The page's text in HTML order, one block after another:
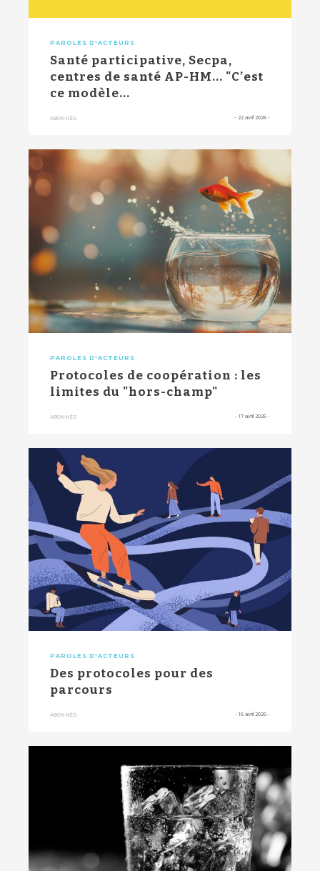
PAROLES D'ACTEURS
Santé participative, Secpa,
centres de santé AP-HM... "C’est
ce modèle...
ABONNÉS - 22 avril 2026 -
PAROLES D'ACTEURS
Protocoles de coopération : les
limites du "hors-champ"
ABONNÉS - 17 avril 2026 -
PAROLES D'ACTEURS
Des protocoles pour des
parcours
ABONNÉS - 16 avril 2026 -